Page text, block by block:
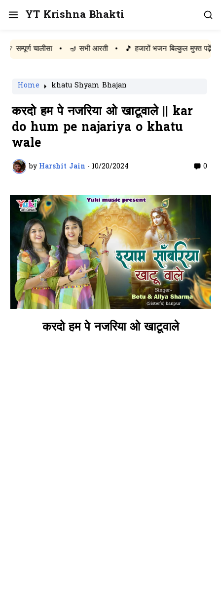
YT Krishna Bhakti
चालीसा • 🪔 सभी आरती • 🎵 हजारों भजन बिल्कुल मुफ्त पढ़ें
Home khatu Shyam Bhajan
करदो हम पे नजरिया ओ खाटूवाले || kar
do hum pe najariya o khatu
wale
by Harshit Jain - 10/20/2024 0
करदो हम पे नजरिया ओ खाटूवाले